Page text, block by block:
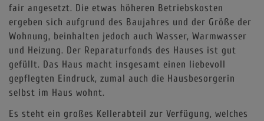
fair angesetzt. Die etwas höheren Betriebskosten
ergeben sich aufgrund des Baujahres und der Größe der
Wohnung, beinhalten jedoch auch Wasser, Warmwasser
und Heizung. Der Reparaturfonds des Hauses ist gut
gefüllt. Das Haus macht insgesamt einen liebevoll
gepflegten Eindruck, zumal auch die Hausbesorgerin
selbst im Haus wohnt.
Es steht ein großes Kellerabteil zur Verfügung, welches